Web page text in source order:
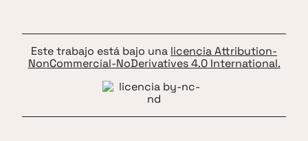
Este trabajo está bajo una licencia Attribution-
NonCommercial-NoDerivatives 4.0 International.